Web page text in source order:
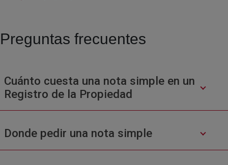
Preguntas frecuentes
Cuánto cuesta una nota simple en un
Registro de la Propiedad
Donde pedir una nota simple